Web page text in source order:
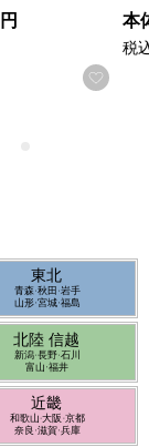
する
円
お気
本
税
東北
青森 秋田 岩手
山形 宮城 福島
北陸 信越
新潟 長野 石川
富山 福井
近畿
和歌山 大阪 京都
奈良 滋賀 兵庫